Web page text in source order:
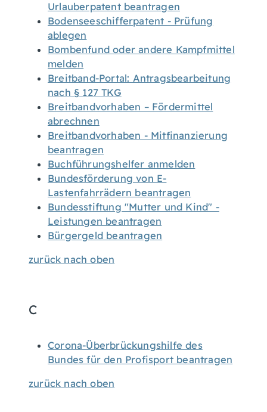
Urlauberpatent beantragen
Bodenseeschifferpatent - Prüfung
ablegen
Bombenfund oder andere Kampfmittel
melden
Breitband-Portal: Antragsbearbeitung
nach § 127 TKG
Breitbandvorhaben – Fördermittel
abrechnen
Breitbandvorhaben - Mitfinanzierung
beantragen
Buchführungshelfer anmelden
Bundesförderung von E-
Lastenfahrrädern beantragen
Bundesstiftung "Mutter und Kind" -
Leistungen beantragen
Bürgergeld beantragen
zurück nach oben
C
Corona-Überbrückungshilfe des
Bundes für den Profisport beantragen
zurück nach oben